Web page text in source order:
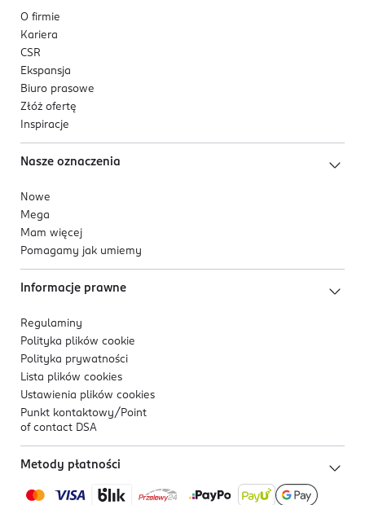
77891 (Titanium Dioxide).
No 7
Triethylhexanoin, Polyglyceryl-2 Triisostearate, C20-24
Alkyl Dimethicone, Phenyl Trimethicone,
Ethylhexylglycerin, Zea Mays (Corn) Starch, Zinc
Aqua (Water), Tin Oxide, Stearic Acid, Palmitic Acid,
Starch Octenylsuccinate, Dehydroacetic Acid, CI 77491,
CI 77492, CI 77499 (Iron Oxides), CI 77891 (Titanium
Dioxide).
O firmie
Kariera
CSR
Ekspansja
Biuro prasowe
Złóż ofertę
Inspiracje
Nasze oznaczenia
Nowe
Mega
Mam więcej
Pomagamy jak umiemy
Informacje prawne
Regulaminy
Polityka plików cookie
Polityka prywatności
Lista plików cookies
Ustawienia plików cookies
Punkt kontaktowy/ Point
of contact DSA
Metody płatności